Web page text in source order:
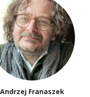
Andrzej Franaszek